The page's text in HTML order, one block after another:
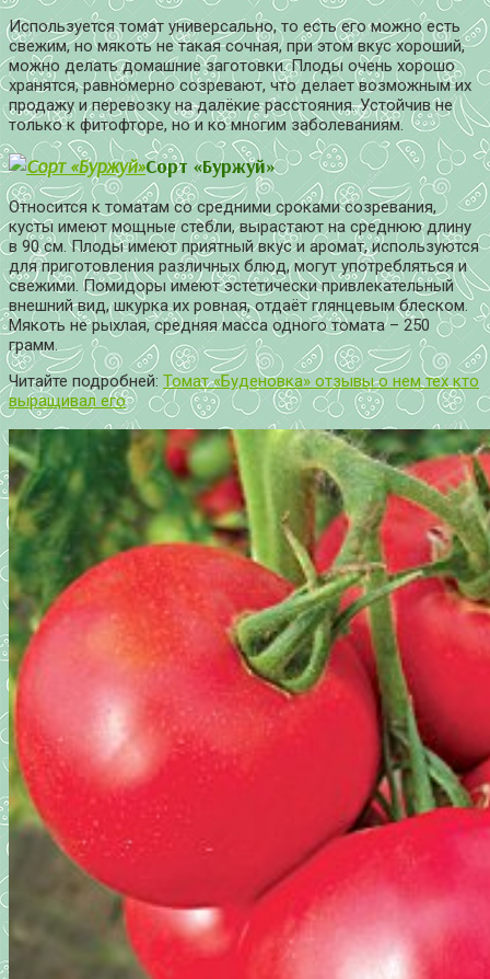
Используется томат универсально, то есть его можно есть
свежим, но мякоть не такая сочная, при этом вкус хороший,
можно делать домашние заготовки. Плоды очень хорошо
хранятся, равномерно созревают, что делает возможным их
продажу и перевозку на далёкие расстояния. Устойчив не
только к фитофторе, но и ко многим заболеваниям.
Сорт «Буржуй»
Относится к томатам со средними сроками созревания,
кусты имеют мощные стебли, вырастают на среднюю длину
в 90 см. Плоды имеют приятный вкус и аромат, используются
для приготовления различных блюд, могут употребляться и
свежими. Помидоры имеют эстетически привлекательный
внешний вид, шкурка их ровная, отдаёт глянцевым блеском.
Мякоть не рыхлая, средняя масса одного томата – 250
грамм.
Читайте подробней: Томат «Буденовка» отзывы о нем тех кто
выращивал его